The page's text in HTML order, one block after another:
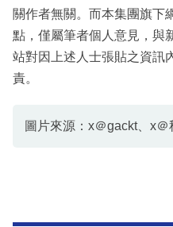
關作者無關。而本集團旗下
點，僅屬筆者個人意見，與
站對因上述人士張貼之資訊
責。
圖片來源：x＠gackt、x＠